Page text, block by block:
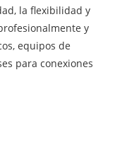
la flexibilidad y
y
equipos de
para conexiones